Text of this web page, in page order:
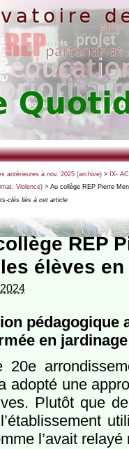
antérieures à nov. 2025 (archive)> IX-
Violence)> Au collège REP Pierre
clés liés à cet article
REP
les élèves
pédagogique
en jardinage
20e
adopté une
Plutôt que
l’avait relayé